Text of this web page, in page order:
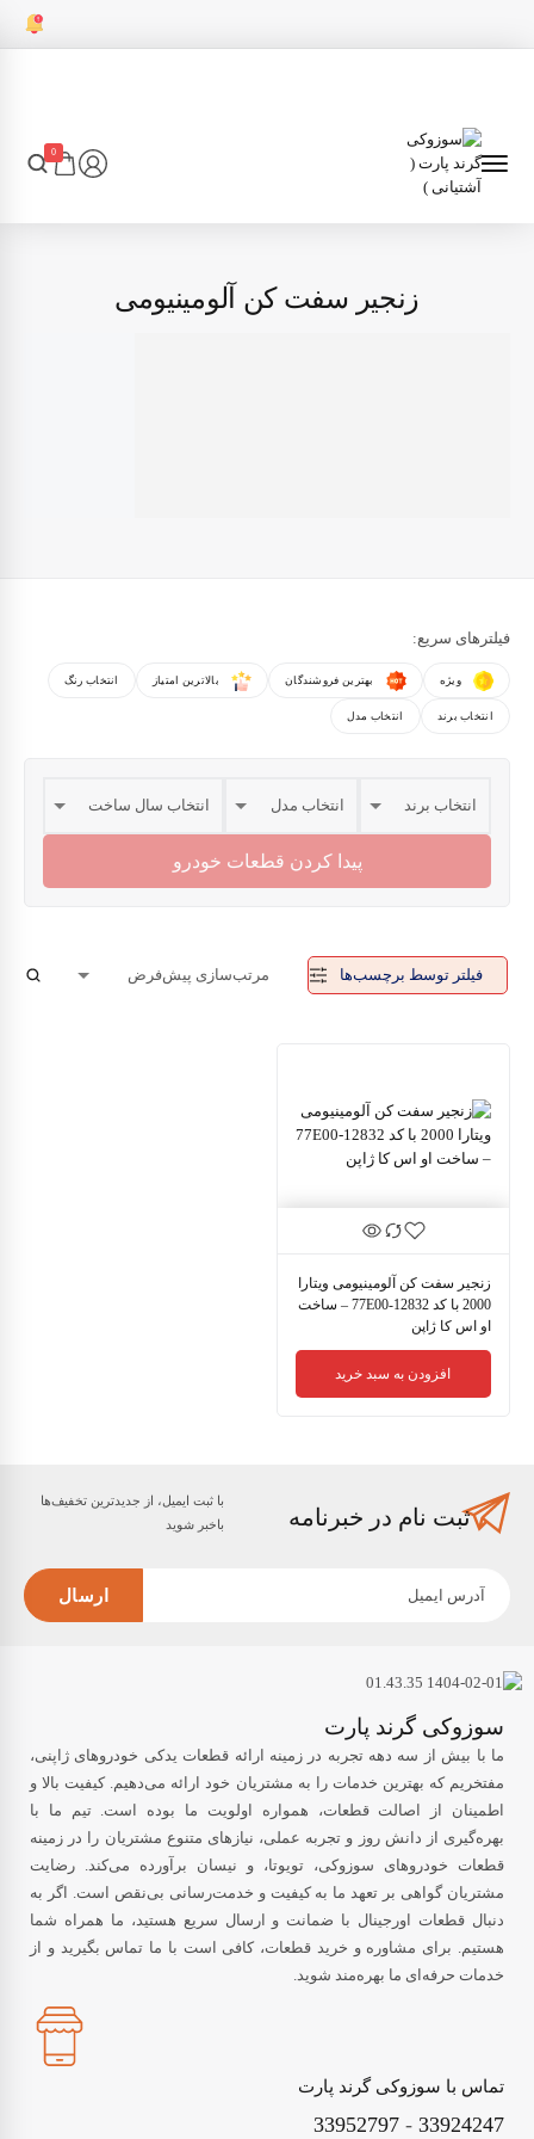
0
زنجیر سفت کن آلومینیومی
فیلترهای سریع:
ویژه بهترین فروشندگان بالاترین امتیاز انتخاب رنگ
انتخاب برند انتخاب مدل
پیدا کردن قطعات خودرو
فیلتر توسط برچسب‌ها
زنجیر سفت کن آلومینیومی ویتارا
2000 با کد 12832-77E00 – ساخت
او اس کا ژاپن
افزودن به سبد خرید
ثبت نام در خبرنامه
با ثبت ایمیل، از جدید‌ترین تخفیف‌ها
با‌خبر شوید
سوزوکی گرند پارت
ما با بیش از سه دهه تجربه در زمینه ارائه قطعات یدکی خودروهای ژاپنی،
مفتخریم که بهترین خدمات را به مشتریان خود ارائه می‌دهیم. کیفیت بالا و
اطمینان از اصالت قطعات، همواره اولویت ما بوده است. تیم ما با
بهره‌گیری از دانش روز و تجربه عملی، نیازهای متنوع مشتریان را در زمینه
قطعات خودروهای سوزوکی، تویوتا، و نیسان برآورده می‌کند. رضایت
مشتریان گواهی بر تعهد ما به کیفیت و خدمت‌رسانی بی‌نقص است. اگر به
دنبال قطعات اورجینال با ضمانت و ارسال سریع هستید، ما همراه شما
هستیم. برای مشاوره و خرید قطعات، کافی است با ما تماس بگیرید و از
خدمات حرفه‌ای ما بهره‌مند شوید.
تماس با سوزوکی گرند پارت
33924247
-
33952797